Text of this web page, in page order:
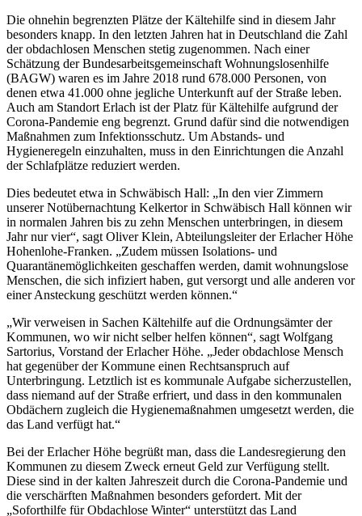
Die ohnehin begrenzten Plätze der Kältehilfe sind in diesem Jahr
besonders knapp. In den letzten Jahren hat in Deutschland die Zahl
der obdachlosen Menschen stetig zugenommen. Nach einer
Schätzung der Bundesarbeitsgemeinschaft Wohnungslosenhilfe
(BAGW) waren es im Jahre 2018 rund 678.000 Personen, von
denen etwa 41.000 ohne jegliche Unterkunft auf der Straße leben.
Auch am Standort Erlach ist der Platz für Kältehilfe aufgrund der
Corona-Pandemie eng begrenzt. Grund dafür sind die notwendigen
Maßnahmen zum Infektionsschutz. Um Abstands- und
Hygieneregeln einzuhalten, muss in den Einrichtungen die Anzahl
der Schlafplätze reduziert werden.
Dies bedeutet etwa in Schwäbisch Hall: „In den vier Zimmern
unserer Notübernachtung Kelkertor in Schwäbisch Hall können wir
in normalen Jahren bis zu zehn Menschen unterbringen, in diesem
Jahr nur vier“, sagt Oliver Klein, Abteilungsleiter der Erlacher Höhe
Hohenlohe-Franken. „Zudem müssen Isolations- und
Quarantänemöglichkeiten geschaffen werden, damit wohnungslose
Menschen, die sich infiziert haben, gut versorgt und alle anderen vor
einer Ansteckung geschützt werden können.“
„Wir verweisen in Sachen Kältehilfe auf die Ordnungsämter der
Kommunen, wo wir nicht selber helfen können“, sagt Wolfgang
Sartorius, Vorstand der Erlacher Höhe. „Jeder obdachlose Mensch
hat gegenüber der Kommune einen Rechtsanspruch auf
Unterbringung. Letztlich ist es kommunale Aufgabe sicherzustellen,
dass niemand auf der Straße erfriert, und dass in den kommunalen
Obdächern zugleich die Hygienemaßnahmen umgesetzt werden, die
das Land verfügt hat.“
Bei der Erlacher Höhe begrüßt man, dass die Landesregierung den
Kommunen zu diesem Zweck erneut Geld zur Verfügung stellt.
Diese sind in der kalten Jahreszeit durch die Corona-Pandemie und
die verschärften Maßnahmen besonders gefordert. Mit der
„Soforthilfe für Obdachlose Winter“ unterstützt das Land